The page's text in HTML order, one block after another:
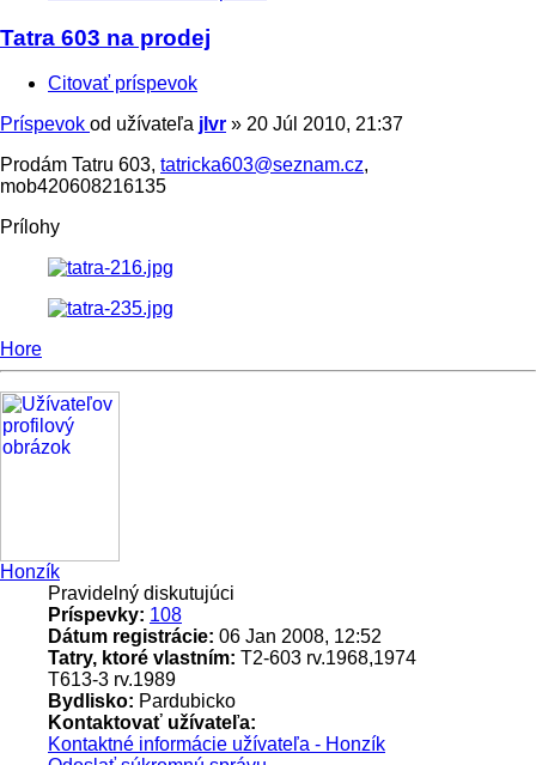
Tatra 603 na prodej
Citovať príspevok
Príspevok od užívateľa jlvr » 20 Júl 2010, 21:37
Prodám Tatru 603, tatricka603@seznam.cz,
mob420608216135
Prílohy
Hore
Honzík
Pravidelný diskutujúci
Príspevky: 108
Dátum registrácie: 06 Jan 2008, 12:52
Tatry, ktoré vlastním: T2-603 rv.1968,1974
T613-3 rv.1989
Bydlisko: Pardubicko
Kontaktovať užívateľa:
Kontaktné informácie užívateľa - Honzík